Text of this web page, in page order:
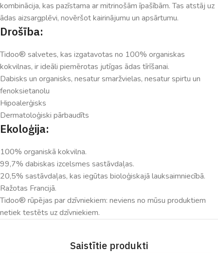
kombinācija, kas pazīstama ar mitrinošām īpašībām. Tas atstāj uz
ādas aizsargplēvi, novēršot kairinājumu un apsārtumu.
Drošība:
Tidoo® salvetes, kas izgatavotas no 100% organiskas
kokvilnas, ir ideāli piemērotas jutīgas ādas tīrīšanai.
Dabisks un organisks, nesatur smaržvielas, nesatur spirtu un
fenoksietanolu
Hipoalerģisks
Dermatoloģiski pārbaudīts
Ekoloģija:
100% organiskā kokvilna.
99,7% dabiskas izcelsmes sastāvdaļas.
20,5% sastāvdaļas, kas iegūtas bioloģiskajā lauksaimniecībā.
Ražotas Francijā.
Tidoo® rūpējas par dzīvniekiem: neviens no mūsu produktiem
netiek testēts uz dzīvniekiem.
Saistītie produkti